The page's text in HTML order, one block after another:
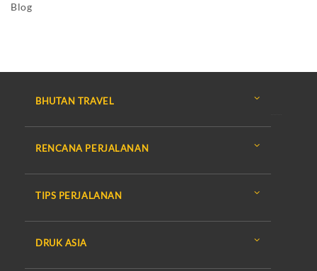
Blog
BHUTAN TRAVEL
RENCANA PERJALANAN
TIPS PERJALANAN
DRUK ASIA